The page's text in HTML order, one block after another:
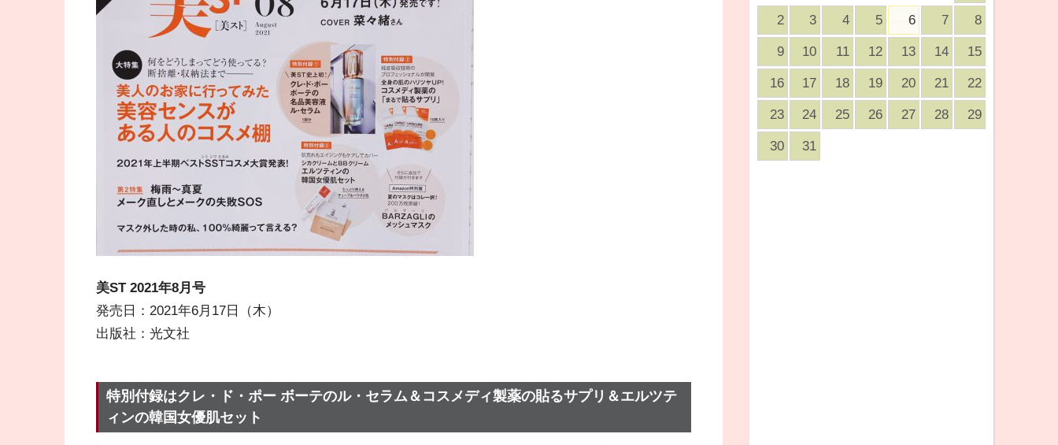
美ST 2021年8月号
発売日：2021年6月17日（木）
出版社：光文社
特別付録はクレ・ド・ポー ボーテのル・セラム＆コスメディ製薬の貼るサプリ＆エルツテ
ィンの韓国女優肌セット
2 3 4 5 6 7 8
9 10 11 12 13 14 15
16 17 18 19 20 21 22
23 24 25 26 27 28 29
30 31